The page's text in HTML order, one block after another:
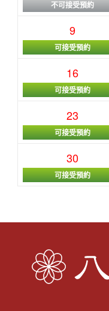
不可接受預約
9
可接受預約
16
可接受預約
23
可接受預約
30
可接受預約